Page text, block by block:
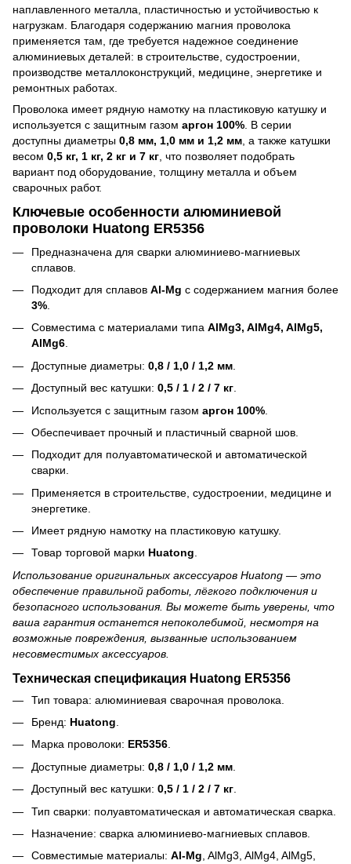
наплавленного металла, пластичностью и устойчивостью к
нагрузкам. Благодаря содержанию магния проволока
применяется там, где требуется надежное соединение
алюминиевых деталей: в строительстве, судостроении,
производстве металлоконструкций, медицине, энергетике и
ремонтных работах.
Проволока имеет рядную намотку на пластиковую катушку и
используется с защитным газом аргон 100% . В серии
доступны диаметры 0,8 мм, 1,0 мм и 1,2 мм , а также катушки
весом 0,5 кг, 1 кг, 2 кг и 7 кг , что позволяет подобрать
вариант под оборудование, толщину металла и объем
сварочных работ.
Ключевые особенности алюминиевой
проволоки Huatong ER5356
Предназначена для сварки алюминиево-магниевых
сплавов.
Подходит для сплавов Al-Mg с содержанием магния более
3%
Совместима с материалами типа AlMg3, AlMg4, AlMg5,
AlMg6.
Доступные диаметры: 0,8 / 1,0 / 1,2 мм
Доступный вес катушки: 0,5 / 1 / 2 / 7 кг
Используется с защитным газом аргон 100%
Обеспечивает прочный и пластичный сварной шов.
Подходит для полуавтоматической и автоматической
сварки.
Применяется в строительстве, судостроении, медицине и
энергетике.
Имеет рядную намотку на пластиковую катушку.
Товар торговой марки Huatong.
Использование оригинальных аксессуаров Huatong — это
обеспечение правильной работы, лёгкого подключения и
безопасного использования. Вы можете быть уверены, что
ваша гарантия останется непоколебимой, несмотря на
возможные повреждения, вызванные использованием
несовместимых аксессуаров.
Техническая спецификация Huatong ER5356
Тип товара: алюминиевая сварочная проволока.
Бренд: Huatong
Марка проволоки: ER5356.
Доступные диаметры: 0,8 / 1,0 / 1,2 мм
Доступный вес катушки: 0,5 / 1 / 2 / 7 кг.
Тип сварки: полуавтоматическая и автоматическая сварка.
Назначение: сварка алюминиево-магниевых сплавов.
Совместимые материалы: Al-Mg, AlMg3, AlMg4, AlMg5,